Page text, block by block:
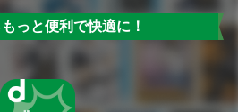
っと便利で快適に！